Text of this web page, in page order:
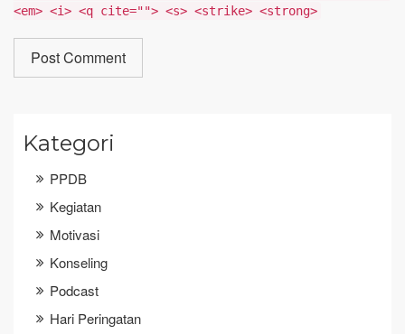
<em> <i> <q cite=""> <s> <strike> <strong>
Kategori
PPDB
Kegiatan
Motivasi
Konseling
Podcast
Hari Peringatan